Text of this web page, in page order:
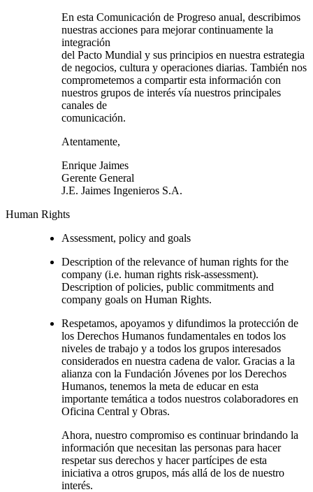
En esta Comunicación de Progreso anual, describimos
nuestras acciones para mejorar continuamente la
integración
del Pacto Mundial y sus principios en nuestra estrategia
de negocios, cultura y operaciones diarias. También nos
comprometemos a compartir esta información con
nuestros grupos de interés vía nuestros principales
canales de
comunicación.
Atentamente,
Enrique Jaimes
Gerente General
J.E. Jaimes Ingenieros S.A.
Human Rights
Assessment, policy and goals
Description of the relevance of human rights for the
company (i.e. human rights risk-assessment).
Description of policies, public commitments and
company goals on Human Rights.
Respetamos, apoyamos y difundimos la protección de
los Derechos Humanos fundamentales en todos los
niveles de trabajo y a todos los grupos interesados
considerados en nuestra cadena de valor. Gracias a la
alianza con la Fundación Jóvenes por los Derechos
Humanos, tenemos la meta de educar en esta
importante temática a todos nuestros colaboradores en
Oficina Central y Obras.
Ahora, nuestro compromiso es continuar brindando la
información que necesitan las personas para hacer
respetar sus derechos y hacer partícipes de esta
iniciativa a otros grupos, más allá de los de nuestro
interés.